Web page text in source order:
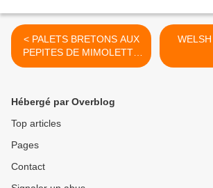
< PALETS BRETONS AUX
PEPITES DE MIMOLETTE
ISIGNY
Hébergé par Overblog
Top articles
Pages
Contact